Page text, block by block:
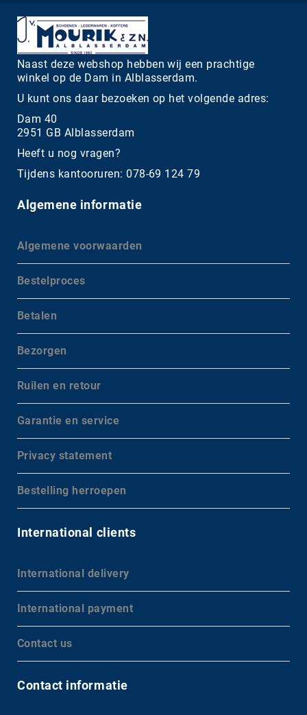
Naast deze webshop hebben wij een prachtige
winkel op de Dam in Alblasserdam.
U kunt ons daar bezoeken op het volgende adres:
Dam 40
2951 GB Alblasserdam
Heeft u nog vragen?
Tijdens kantooruren: 078-69 124 79
Algemene informatie
Algemene voorwaarden
Bestelproces
Betalen
Bezorgen
Ruilen en retour
Garantie en service
Privacy statement
Bestelling herroepen
International clients
International delivery
International payment
Contact us
Contact informatie